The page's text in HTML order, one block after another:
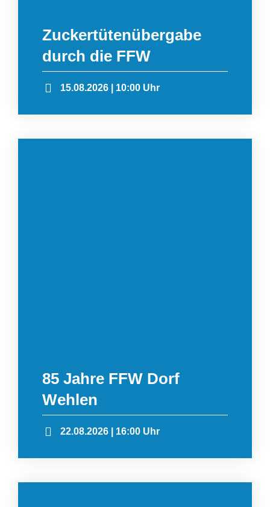
Zuckertütenübergabe
durch die FFW
15.08.2026 | 10:00 Uhr
85 Jahre FFW Dorf
Wehlen
22.08.2026 | 16:00 Uhr